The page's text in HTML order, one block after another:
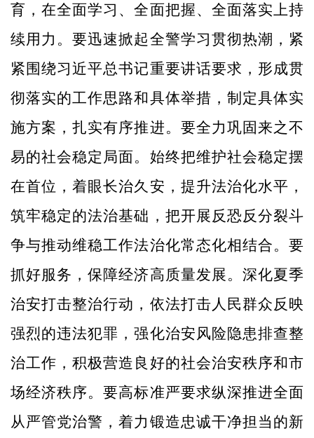
育，在全面学习、全面把握、全面落实上持
续用力。要迅速掀起全警学习贯彻热潮，紧
紧围绕习近平总书记重要讲话要求，形成贯
彻落实的工作思路和具体举措，制定具体实
施方案，扎实有序推进。要全力巩固来之不
易的社会稳定局面。始终把维护社会稳定摆
在首位，着眼长治久安，提升法治化水平，
筑牢稳定的法治基础，把开展反恐反分裂斗
争与推动维稳工作法治化常态化相结合。要
抓好服务，保障经济高质量发展。深化夏季
治安打击整治行动，依法打击人民群众反映
强烈的违法犯罪，强化治安风险隐患排查整
治工作，积极营造良好的社会治安秩序和市
场经济秩序。要高标准严要求纵深推进全面
从严管党治警，着力锻造忠诚干净担当的新